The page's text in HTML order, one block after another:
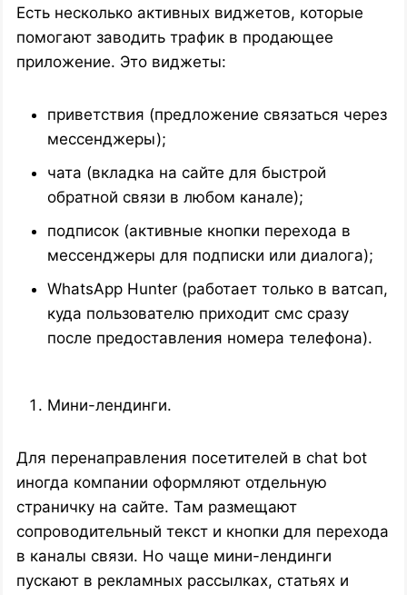
Есть несколько активных виджетов, которые
помогают заводить трафик в продающее
приложение. Это виджеты:
приветствия (предложение связаться через
мессенджеры);
чата (вкладка на сайте для быстрой
обратной связи в любом канале);
подписок (активные кнопки перехода в
мессенджеры для подписки или диалога);
WhatsApp Hunter (работает только в ватсап,
куда пользователю приходит смс сразу
после предоставления номера телефона).
Мини-лендинги.
Для перенаправления посетителей в chat bot
иногда компании оформляют отдельную
страничку на сайте. Там размещают
сопроводительный текст и кнопки для перехода
в каналы связи. Но чаще мини-лендинги
пускают в рекламных рассылках, статьях и